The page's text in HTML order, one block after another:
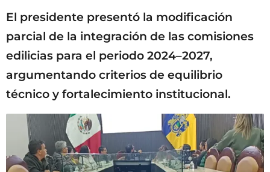
El presidente presentó la modificación
parcial de la integración de las comisiones
edilicias para el periodo 2024–2027,
argumentando criterios de equilibrio
técnico y fortalecimiento institucional.